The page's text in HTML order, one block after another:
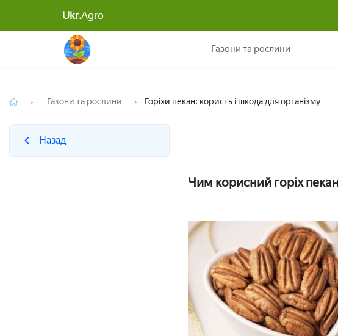
Ukr.Agro
Газони та рослини
Назад
Газони та рослини Горіхи пекан: користь і шкода для організму
Назад
Чим корисний горіх пекан